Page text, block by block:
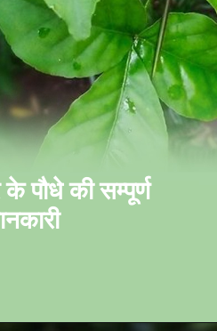
पौधे की सम्पूर्ण